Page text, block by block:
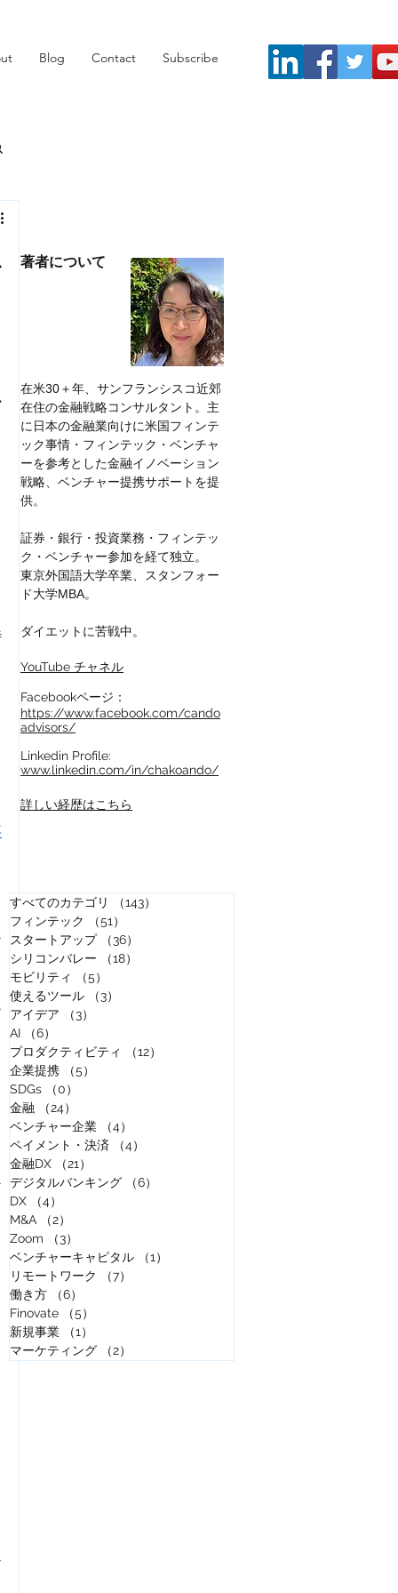
Blog Contact Subscribe
著者について
在米30＋年、サンフランシスコ近郊
在住の金融戦略コンサルタント。主
に日本の金融業向けに米国フィンテ
ック事情・フィンテック・ベンチャ
ーを参考とした金融イノベーション
戦略、ベンチャー提携サポートを提
供。
証券・銀行・投資業務・フィンテッ
ク・ベンチャー参加を経て独立。
東京外国語大学卒業、スタンフォー
ド大学MBA。
ダイエットに苦戦中。
YouTube チャネル
Facebookページ：
https://www.facebook.com/cando
advisors/
Linkedin Profile:
www.linkedin.com/in/chakoando/
​詳しい経歴はこちら
すべてのカテゴリ （143）
フィンテック
（51）
スタートアップ
（36）
シリコンバレー
（18）
モビリティ
（5）
使えるツール
（3）
アイデア
（3）
AI
（6）
プロダクティビティ
（12）
企業提携
（5）
SDGs
（0）
金融
（24）
ベンチャー企業
（4）
ペイメント・決済
（4）
金融DX
（21）
デジタルバンキング
（6）
DX
（4）
M&A
（2）
Zoom
（3）
ベンチャーキャピタル
（1）
リモートワーク
（7）
働き方
（6）
Finovate
（5）
新規事業
（1）
マーケティング
（2）